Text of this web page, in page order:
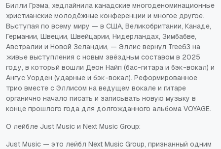
Билли Грэма, хедлайнила канадские многоденоминационные
христианские молодёжные конференции и многое другое.
Выступая по всему миру — в США, Великобритании, Канаде,
Германии, Швеции, Швейцарии, Нидерландах, Зимбабве,
Австралии и Новой Зеландии, — Эллис вернул Tree63 на
живые выступления с новым звёздным составом в 2025
году, в который вошли Деон Найп (бас-гитара и бэк-вокал) и
Ангус Уорден (ударные и бэк-вокал). Реформированное
трио вместе с Эллисом на ведущем вокале и гитаре
органично начало писать и записывать новую музыку в
конце прошлого года для долгожданного альбома VOYAGE.
О лейбле Just Music и Next Music Group:
Just Music — это лейбл Next Music Group, признанный одним